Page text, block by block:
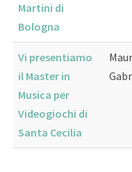
Martini di
Bologna
Vi presentiamo
il Master in
Musica per
Videogiochi di
Santa Cecilia